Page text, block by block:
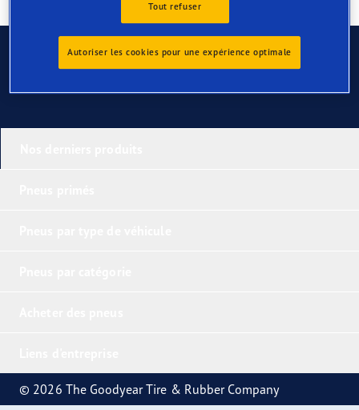
Contactez-nous
© 2026 The Goodyear Tire & Rubber Company
Tout refuser
Autoriser les cookies pour une expérience optimale